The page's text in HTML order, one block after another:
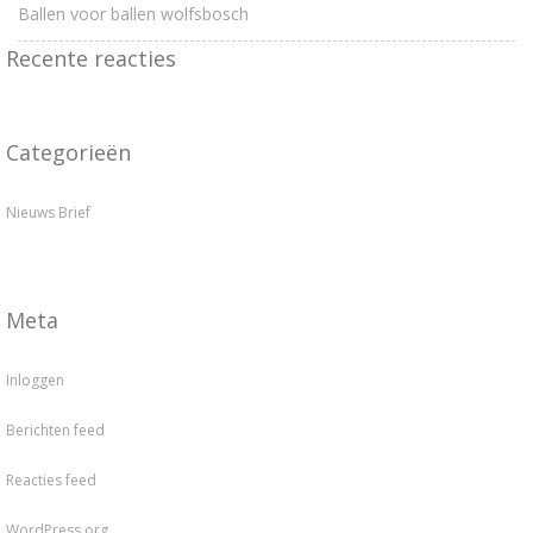
Ballen voor ballen wolfsbosch
Recente reacties
Categorieën
Nieuws Brief
Meta
Inloggen
Berichten feed
Reacties feed